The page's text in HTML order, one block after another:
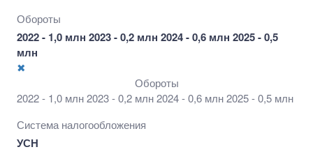
Обороты
2022 - 1,0 млн 2023 - 0,2 млн 2024 - 0,6 млн 2025 - 0,5
млн
✖
Обороты
2022 - 1,0 млн 2023 - 0,2 млн 2024 - 0,6 млн 2025 - 0,5 млн
Система налогообложения
УСН